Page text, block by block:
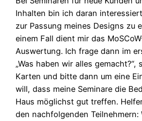
Inhalten bin ich daran
zur Passung meines Designs zu
einem Fall dient mir das
Auswertung. Ich frage dann im
„Was haben wir alles gemacht?“,
Karten und bitte dann um eine
will, dass meine Seminare die
Haus möglichst gut treffen.
den nachfolgenden Teilnehmern: